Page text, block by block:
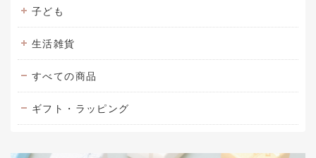
子ども
生活雑貨
すべての商品
ギフト・ラッピング